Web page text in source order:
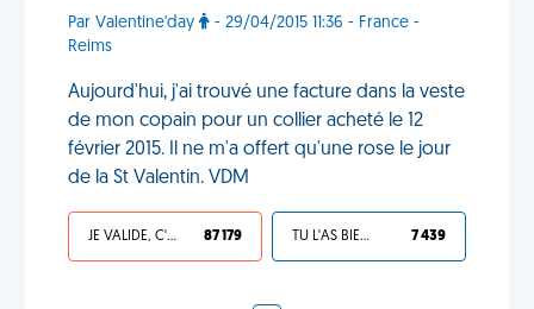
Par Valentine'day
- 29/04/2015 11:36 - France -
Reims
Aujourd'hui, j'ai trouvé une facture dans la veste
de mon copain pour un collier acheté le 12
février 2015. Il ne m'a offert qu'une rose le jour
de la St Valentin. VDM
JE VALIDE, C'EST UNE VDM 87 179 TU L'AS BIEN MÉRITÉ 7 439